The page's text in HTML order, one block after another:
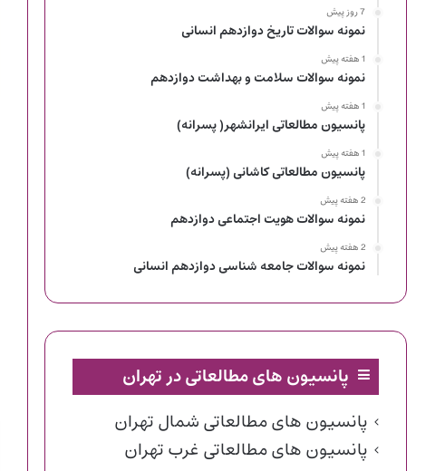
7 روز پیش
نمونه سوالات تاریخ دوازدهم انسانی
1 هفته پیش
نمونه سوالات سلامت و بهداشت دوازدهم
1 هفته پیش
پانسیون مطالعاتی ایرانشهر( پسرانه)
1 هفته پیش
پانسیون مطالعاتی کاشانی (پسرانه)
2 هفته پیش
نمونه سوالات هویت اجتماعی دوازدهم
2 هفته پیش
نمونه سوالات جامعه شناسی دوازدهم انسانی
پانسیون های مطالعاتی در تهران
پانسیون های مطالعاتی شمال تهران
پانسیون های مطالعاتی غرب تهران